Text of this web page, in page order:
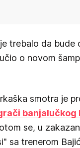
trebalo da bude
o novom
smotra je
banjalučkog
se, u
sa trenerom